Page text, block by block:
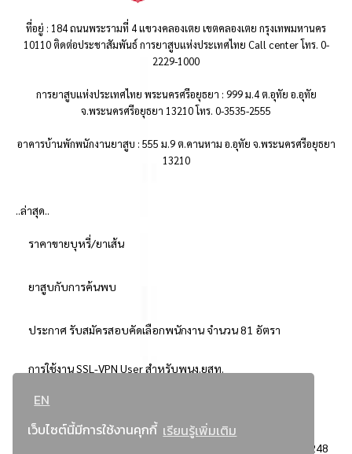
EN
เว็บไซต์นี้มีการใช้งานคุกกี้ เรียนรู้เพิ่มเติม
ที่อยู่ : 184 ถนนพระรามที่ 4 แขวงคลองเตย เขตคลองเตย กรุงเทพมหานคร
10110 ติดต่อประชาสัมพันธ์ การยาสูบแห่งประเทศไทย Call center โทร. 0-
2229-1000
การยาสูบแห่งประเทศไทย พระนครศรีอยุธยา : 999 ม.4 ต.อุทัย อ.อุทัย
จ.พระนครศรีอยุธยา 13210 โทร. 0-3535-2555
อาคารบ้านพักพนักงานยาสูบ : 555 ม.9 ต.คานหาม อ.อุทัย จ.พระนครศรีอยุธยา
13210
..ล่าสุด..
ราคาขายบุหรี่/ยาเส้น
ยาสูบกับการค้นพบ
ประกาศ รับสมัครสอบคัดเลือกพนักงาน จำนวน 81 อัตรา
การใช้งาน SSL-VPN User สำหรับพนง.ยสท.
..ยอดนิยม..
3248